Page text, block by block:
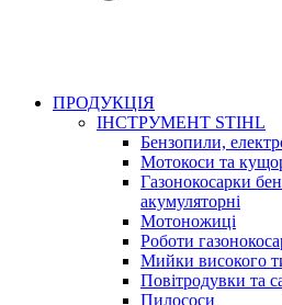
ПРОДУКЦІЯ
ІНСТРУМЕНТ STIHL
Бензопили,
Мотокоси та
Газонокосарки
акумуляторні
Мотоножиці
Роботи
Мийки високого
Повітродувки та
Пилососи